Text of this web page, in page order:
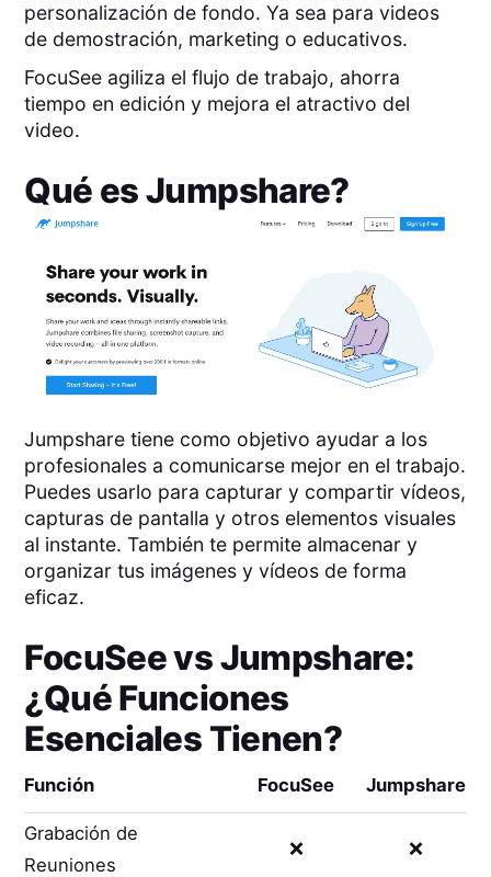
personalización de fondo. Ya sea para videos
de demostración, marketing o educativos.
FocuSee agiliza el flujo de trabajo, ahorra
tiempo en edición y mejora el atractivo del
video.
Qué esJumpshare?
Jumpshare tiene como objetivo ayudar a los
profesionales a comunicarse mejor en el trabajo.
Puedes usarlo para capturar y compartir vídeos,
capturas de pantalla y otros elementos visuales
al instante. También te permite almacenar y
organizar tus imágenes y vídeos de forma
eficaz.
FocuSeevsJumpshare:
¿Qué Funciones
Esenciales Tienen?
Función FocuSee Jumpshare
Grabación de
Reuniones
❌ ❌